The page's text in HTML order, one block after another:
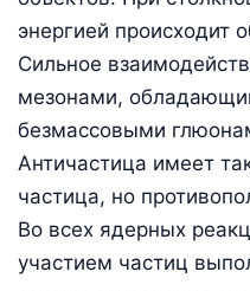
энергией происходит
Сильное
мезонами,
безмассовыми
Античастица имеет
частица, но
Во всех ядерных
участием частиц